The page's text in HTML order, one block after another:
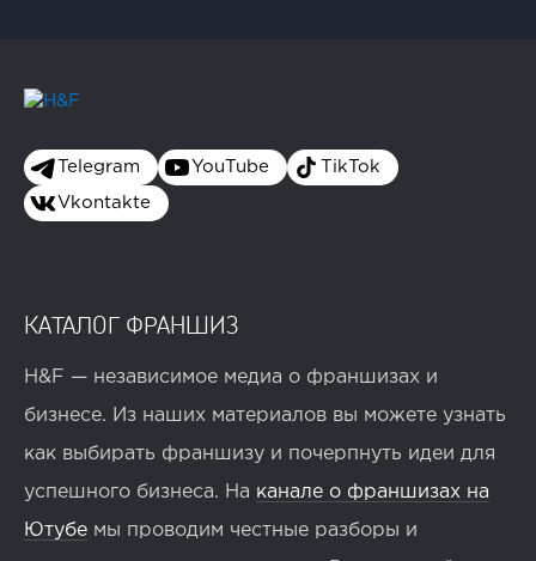
Telegram YouTube TikTok
Vkontakte
КАТАЛОГ ФРАНШИЗ
H&F — независимое медиа о франшизах и
бизнесе. Из наших материалов вы можете узнать
как выбирать франшизу и почерпнуть идеи для
успешного бизнеса. На канале о франшизах на
Ютубе мы проводим честные разборы и